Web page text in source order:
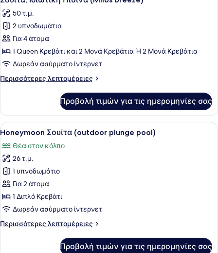
Sea
View)
όλων
των
φωτογραφιών
για
Σουίτα,
Ιδιωτική
(Milos
50 τ.μ.
2 υπνοδωμάτια
Για 4 άτομα
1 Queen Κρεβάτι και 2 Μονά Κρεβάτια Ή 2 Μονά Κρεβάτια
Δωρεάν ασύρματο ίντερνετ
Περισσότερες λεπτομέρειες
Περισσότερες
Ιδιωτική
Πισίνα
(Milos
breeze)
Προβολή τιμών για τις ημερομηνίες σας
Προβολή
όλων
των
φωτογραφιών
για
Honeymoon
Σουίτα
(outdoor
plunge
pool)
Ένας λευκός, υπαίθριος χώρος με
12
Honeymoon Σουίτα (outdoor plunge pool)
Θέα στον κόλπο
26 τ.μ.
1 υπνοδωμάτιο
Για 2 άτομα
1 Διπλό Κρεβάτι
Δωρεάν ασύρματο ίντερνετ
Περισσότερες λεπτομέρειες
Περισσότερες
Προβολή τιμών για τις ημερομηνίες σας